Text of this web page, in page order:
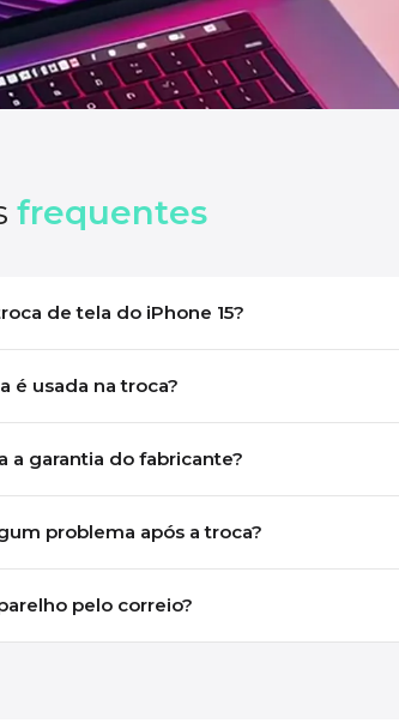
frequentes
de tela do iPhone 15?
é usada na troca?
a garantia do fabricante?
problema após a troca?
pelo correio?